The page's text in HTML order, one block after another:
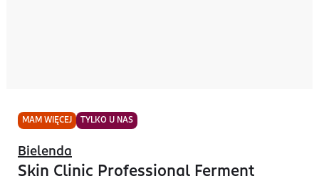
MAM WIĘCEJ TYLKO U NAS
Bielenda
Skin Clinic Professional Ferment